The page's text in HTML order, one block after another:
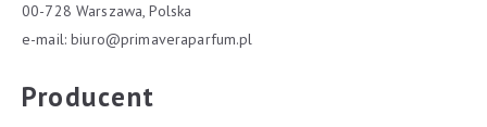
00-728 Warszawa, Polska
e-mail:biuro@primaveraparfum.pl
Producent